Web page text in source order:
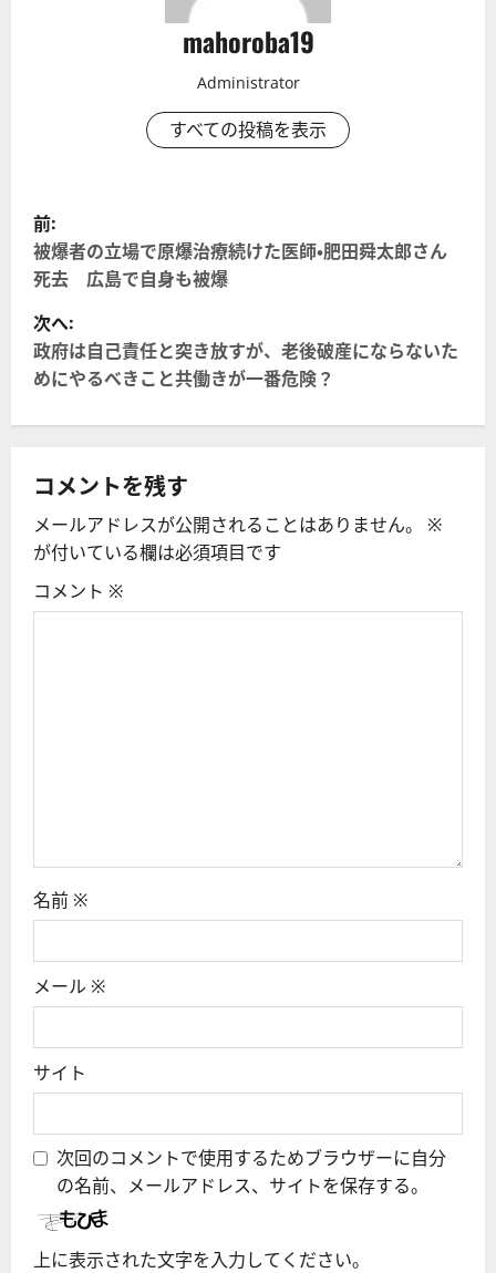
mahoroba19
Administrator
すべての投稿を表示
投
稿
ナ
ビ
ゲ
シ
ョ
ン
前:
被爆者の立場で原爆治療続けた医師・肥田舜太郎さん
死去 広島で自身も被爆
次へ:
政府は自己責任と突き放すが、老後破産にならないた
めにやるべきこと共働きが一番危険？
コメントを残す
メールアドレスが公開されることはありません。
※
が付いている欄は必須項目です
コメント ※
名前 ※
メール ※
サイト
次回のコメントで使用するためブラウザーに自分
の名前、メールアドレス、サイトを保存する。
上に表示された文字を入力してください。